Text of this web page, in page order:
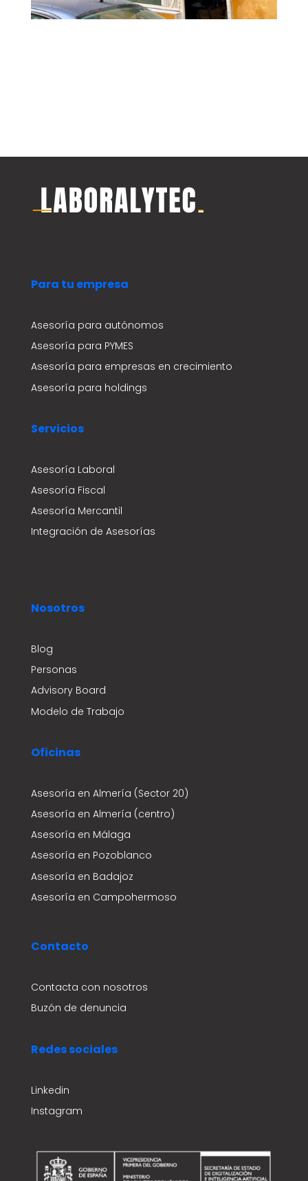
Para tu empresa
Asesoría para autónomos
Asesoría para PYMES
Asesoría para empresas en crecimiento
Asesoría para holdings
Servicios
Asesoría Laboral
Asesoría Fiscal
Asesoría Mercantil
Integración de Asesorías
Nosotros
Blog
Personas
Advisory Board
Modelo de Trabajo
Oficinas
Asesoría en Almería (Sector 20)
Asesoría en Almería (centro)
Asesoría en Málaga
Asesoría en Pozoblanco
Asesoría en Badajoz
Asesoría en Campohermoso
Contacto
Contacta con nosotros
Buzón de denuncia
Redes sociales
Linkedin
Instagram